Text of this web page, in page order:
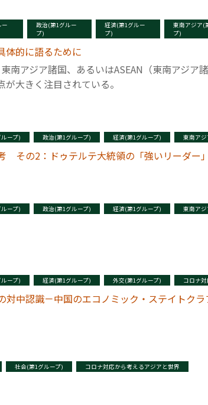
ー
政治(第1グルー
プ)
経済(第1グルー
プ)
東南アジア(
プ)
体的に語るために
南アジア諸国、あるいはASEAN（東南アジ
大きく注目されている。
ープ) 政治(第1グループ) 経済(第1グループ) 東南ア
その2：ドゥテルテ大統領の「強いリーダー
ープ) 政治(第1グループ) 経済(第1グループ) 東南ア
ープ) 経済(第1グループ) 外交(第1グループ) コロナ
対中認識－中国のエコノミック・ステイトク
社会(第1グループ) コロナ対応から考えるアジアと世界